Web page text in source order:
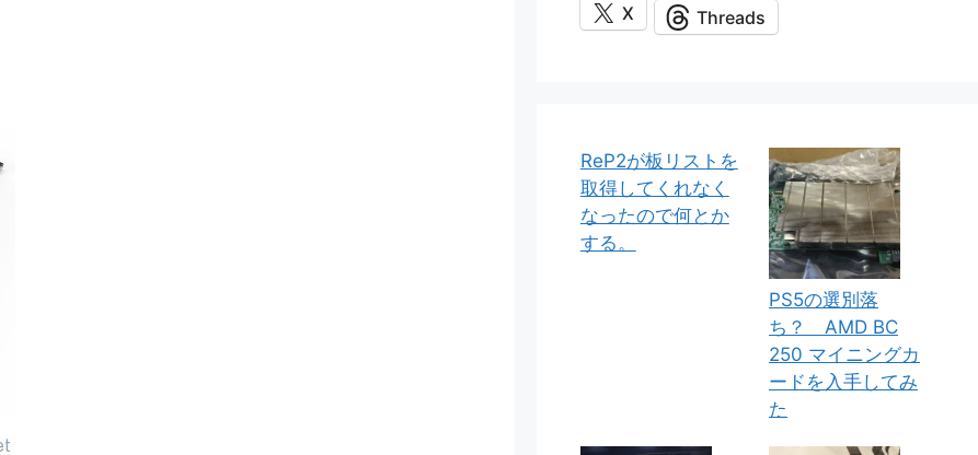
X Threads
ReP2が板リストを
取得してくれなく
なったので何とか
する。
PS5の選別落
ち？ AMD BC
250 マイニングカ
ードを入手してみ
た